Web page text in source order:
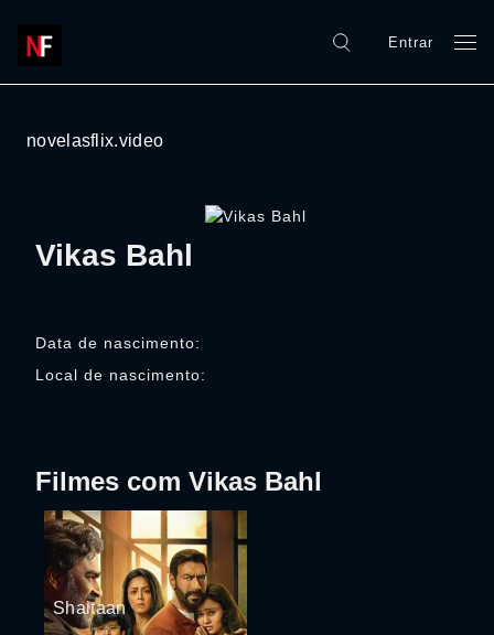
Entrar
novelasflix.video
Vikas Bahl
Data de nascimento:
Local de nascimento:
Filmes com Vikas Bahl
Shaitaan